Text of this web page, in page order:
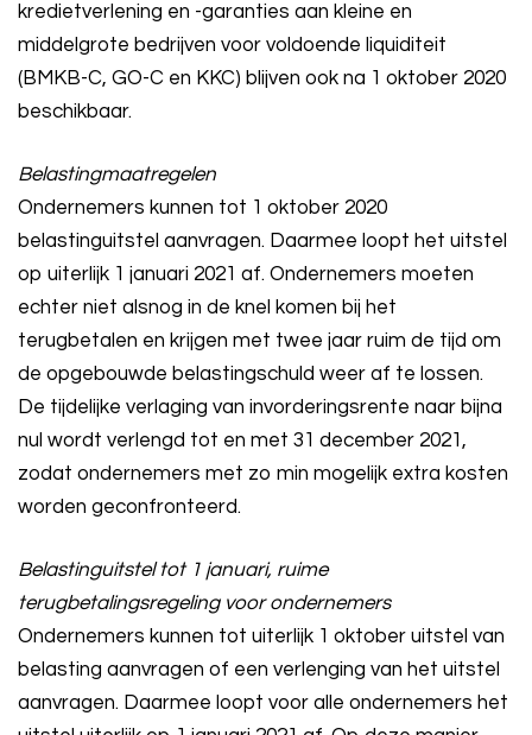
kredietverlening en -garanties aan kleine en
middelgrote bedrijven voor voldoende liquiditeit
(BMKB-C, GO-C en KKC) blijven ook na 1 oktober 2020
beschikbaar.
Belastingmaatregelen
Ondernemers kunnen tot 1 oktober 2020
belastinguitstel aanvragen. Daarmee loopt het uitstel
op uiterlijk 1 januari 2021 af. Ondernemers moeten
echter niet alsnog in de knel komen bij het
terugbetalen en krijgen met twee jaar ruim de tijd om
de opgebouwde belastingschuld weer af te lossen.
De tijdelijke verlaging van invorderingsrente naar bijna
nul wordt verlengd tot en met 31 december 2021,
zodat ondernemers met zo min mogelijk extra kosten
worden geconfronteerd.
Belastinguitstel tot 1 januari, ruime
terugbetalingsregeling voor ondernemers
Ondernemers kunnen tot uiterlijk 1 oktober uitstel van
belasting aanvragen of een verlenging van het uitstel
aanvragen. Daarmee loopt voor alle ondernemers het